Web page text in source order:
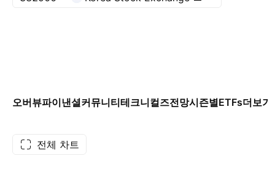
오버뷰파이낸셜커뮤니티테크니컬즈전망시즌별ETFs더보기
전체 차트